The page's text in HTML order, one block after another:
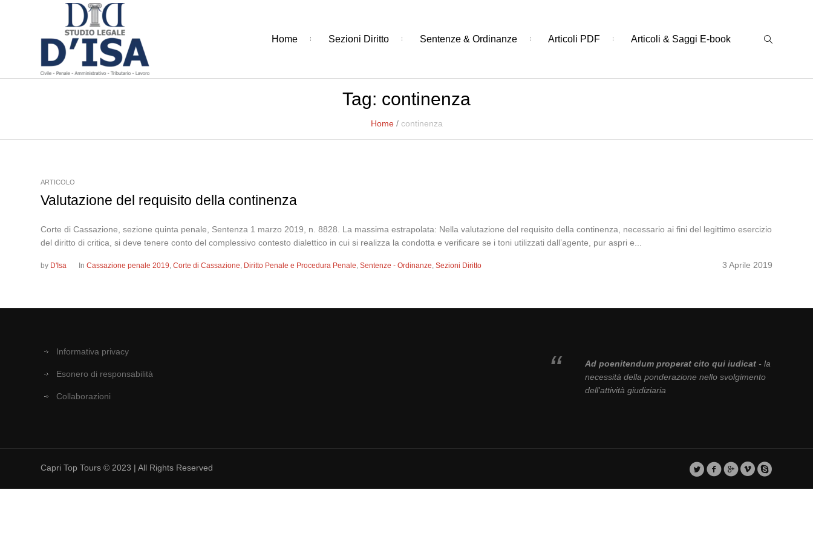
Home Sezioni Diritto Sentenze & Ordinanze Articoli PDF Articoli & Saggi E-book
Tag: continenza
Home / continenza
ARTICOLO
Valutazione del requisito della continenza
Corte di Cassazione, sezione quinta penale, Sentenza 1 marzo 2019, n. 8828. La massima estrapolata: Nella valutazione del requisito della continenza, necessario ai fini del legittimo esercizio
del diritto di critica, si deve tenere conto del complessivo contesto dialettico in cui si realizza la condotta e verificare se i toni utilizzati dall’agente, pur aspri e...
3 Aprile 2019
by D'Isa InCassazione penale 2019,Corte di Cassazione, Diritto Penale e Procedura Penale,Sentenze - Ordinanze,Sezioni Diritto
Informativa privacy
Esonero di responsabilità
Collaborazioni
Ad poenitendum properat cito qui iudicat- la
necessità della ponderazione nello svolgimento
dell'attività giudiziaria
Capri Top Tours © 2023 | All Rights Reserved